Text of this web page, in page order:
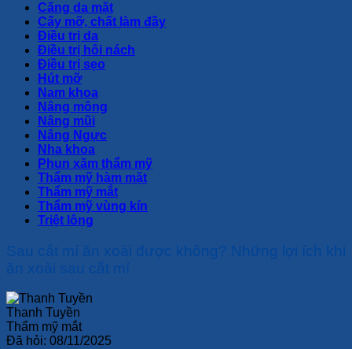
Căng da mặt
Cấy mỡ, chất làm đầy
Điều trị da
Điều trị hôi nách
Điều trị sẹo
Hút mỡ
Nam khoa
Nâng mông
Nâng mũi
Nâng Ngực
Nha khoa
Phun xăm thẩm mỹ
Thẩm mỹ hàm mặt
Thẩm mỹ mắt
Thẩm mỹ vùng kín
Triệt lông
Sau cắt mí ăn xoài được không? Những lợi ích khi
ăn xoài sau cắt mí
Thanh Tuyền
Thẩm mỹ mắt
Đã hỏi: 08/11/2025